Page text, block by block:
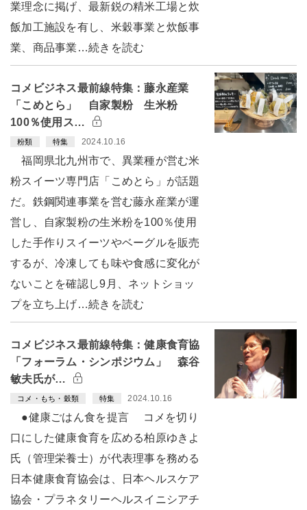
業理念に掲げ、最新鋭の精米工場と炊
飯加工施設を有し、米穀事業と炊飯事
業、商品事業…続きを読む
コメビジネス最前線特集：藤永産業
「こめとら」 自家製粉 生米粉
100％使用ス…
粉類 特集 2024.10.16
福岡県北九州市で、異業種が営む米
粉スイーツ専門店「こめとら」が話題
だ。鉄鋼関連事業を営む藤永産業が運
営し、自家製粉の生米粉を100％使用
した手作りスイーツやベーグルを販売
するが、冷凍しても味や食感に変化が
ないことを確認し9月、ネットショッ
プを立ち上げ…続きを読む
コメビジネス最前線特集：健康食育協
「フォーラム・シンポジウム」 森谷
敏夫氏が…
コメ・もち・穀類 特集 2024.10.16
●健康ごはん食を提言 コメを切り
口にした健康食育を広める柏原ゆきよ
氏（管理栄養士）が代表理事を務める
日本健康食育協会は、日本ヘルスケア
協会・プラネタリーヘルスイニシアチ